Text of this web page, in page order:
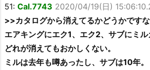
51: Cal.7743 2020/04/19(日)
>>カタログから消えてるかどうかですな
エアキングにエク1、エク2、サブにミル
どれが消えてもおかしくない。
ミルは去年も噂あったし、サブは10年。